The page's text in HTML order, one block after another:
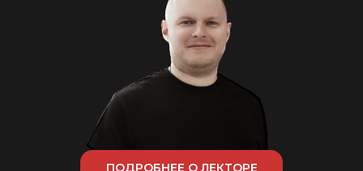
ПОДРОБНЕЕ О ЛЕКТОРЕ